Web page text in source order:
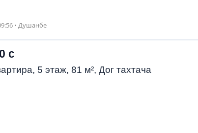
• Душанбе
с
5 этаж, 81 м², Дог тахтача